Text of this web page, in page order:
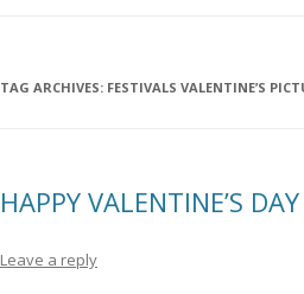
TAG ARCHIVES: FESTIVALS VALENTINE’S
HAPPY VALENTINE’S DAY
Leave a reply